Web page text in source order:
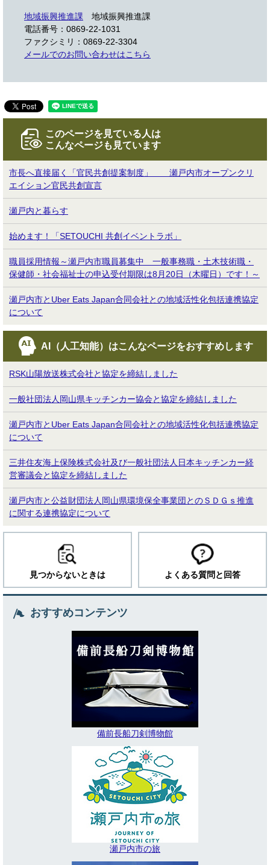
地域振興推進課
地域振興推進課
電話番号：0869-22-1031
ファクシミリ：0869-22-3304
メールでのお問い合わせはこちら
このページを見ている人は
こんなページも見ています
市長へ直接届く「官民共創提案制度」 瀬戸内市オープンクリ
エイション官民共創宣言
瀬戸内と暮らす
始めます！「SETOUCHI 共創イベントラボ」
職員採用情報～瀬戸内市職員募集中 一般事務職・土木技術職・
保健師・社会福祉士の申込受付期限は8月20日（木曜日）です！～
瀬戸内市とUber Eats Japan合同会社との地域活性化包括連携協定
について
AI（人工知能）はこんなページをおすすめします
RSK山陽放送株式会社と協定を締結しました
一般社団法人岡山県キッチンカー協会と協定を締結しました
瀬戸内市とUber Eats Japan合同会社との地域活性化包括連携協定
について
三井住友海上保険株式会社及び一般社団法人日本キッチンカー経
営審議会と協定を締結しました
瀬戸内市と公益財団法人岡山県環境保全事業団とのＳＤＧｓ推進
に関する連携協定について
見つからないときは よくある質問と回答
おすすめコンテンツ
備前長船刀剣博物館
瀬戸内市の旅